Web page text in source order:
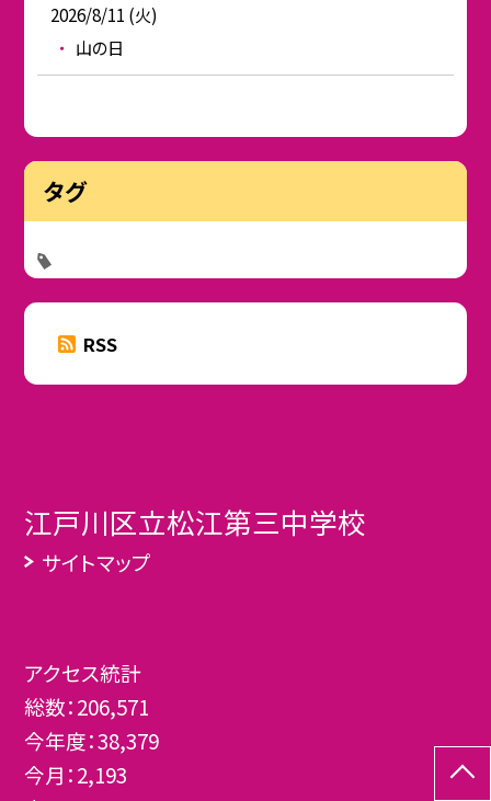
2026/8/11 (火)
山の日
タグ
RSS
江戸川区立松江第三中学校
サイトマップ
アクセス統計
総数：206,571
今年度：38,379
今月：2,193